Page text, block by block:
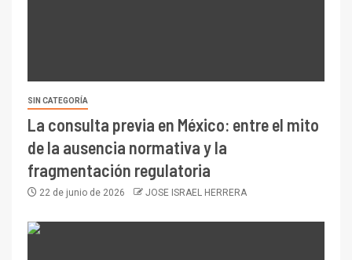
SIN CATEGORÍA
La consulta previa en México: entre el mito
de la ausencia normativa y la
fragmentación regulatoria
22 de junio de 2026 JOSE ISRAEL HERRERA